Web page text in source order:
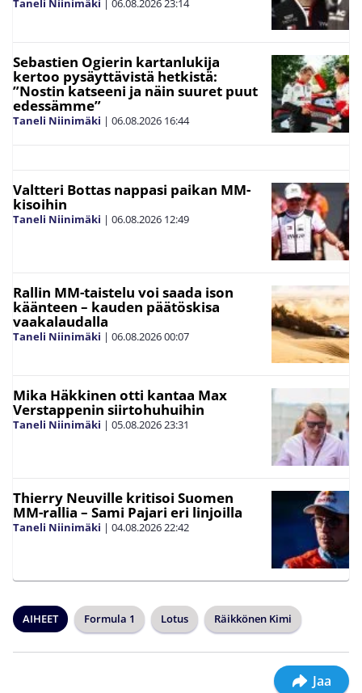
Taneli Niinimäki 06.08.202623:14
Sebastien Ogierin kartanlukija
kertoo pysäyttävistä hetkistä:
”Nostin katseeni ja näin suuret puut
edessämme”
Taneli Niinimäki | 06.08.2026 16:44
Valtteri Bottas nappasi paikan MM-
kisoihin
Taneli Niinimäki | 06.08.2026 12:49
Rallin MM-taistelu voi saada ison
käänteen – kauden päätöskisa
vaakalaudalla
Taneli Niinimäki | 06.08.202600:07
Mika Häkkinen otti kantaa Max
Verstappenin siirtohuhuihin
Taneli Niinimäki | 05.08.202623:31
Thierry Neuville kritisoi Suomen
MM-rallia – Sami Pajari eri linjoilla
Taneli Niinimäki | 04.08.202622:42
AIHEET Formula 1 Lotus Räikkönen Kimi
Jaa